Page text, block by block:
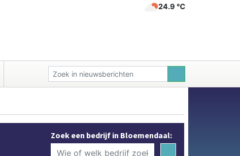
24.9 ℃
Zoek een bedrijf in Bloemendaal: